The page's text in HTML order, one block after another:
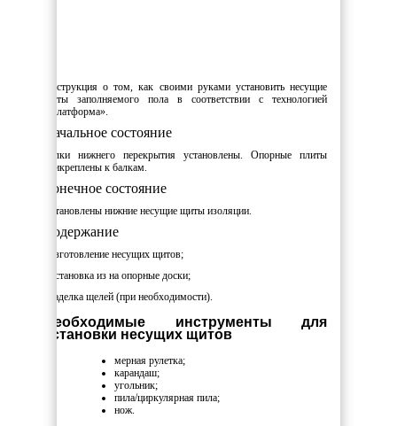
Инструкция о том, как своими руками установить несущие
щиты заполняемого пола в соответствии с технологией
«Платформа».
Начальное состояние
Балки нижнего перекрытия установлены. Опорные плиты
прикреплены к балкам.
Конечное состояние
Установлены нижние несущие щиты изоляции.
Содержание
- изготовление несущих щитов;
- установка из на опорные доски;
- заделка щелей (при необходимости).
Необходимые инструменты для
установки несущих щитов
мерная рулетка;
карандаш;
угольник;
пила/циркулярная пила;
нож.